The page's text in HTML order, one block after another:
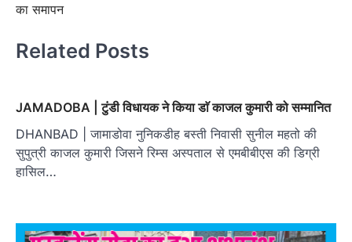
का समापन
Related Posts
JAMADOBA | टुंडी विधायक ने किया डाॅ काजल कुमारी को सम्मानित
DHANBAD | जामाडोवा नुनिकडीह बस्ती निवासी सुनील महतो की
सुपुत्री काजल कुमारी जिसने रिम्स अस्पताल से एमबीबीएस की डिग्री
हासिल…